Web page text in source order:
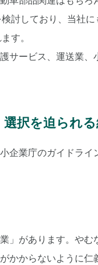
討しており、当社
す。
サービス、運送業
択を迫られ
企業庁のガイドライ
」があります。や
かからないように